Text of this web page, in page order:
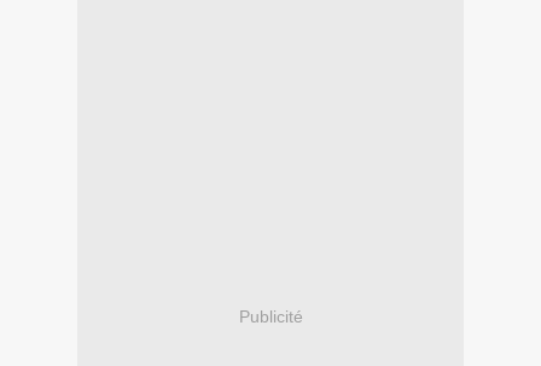
Publicité